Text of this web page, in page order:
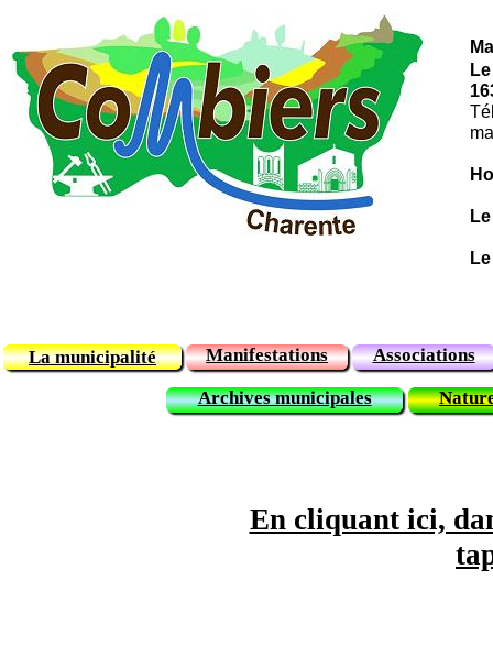
La municipalité Manifestations Associations
Archives municipales
En cliquant ici,